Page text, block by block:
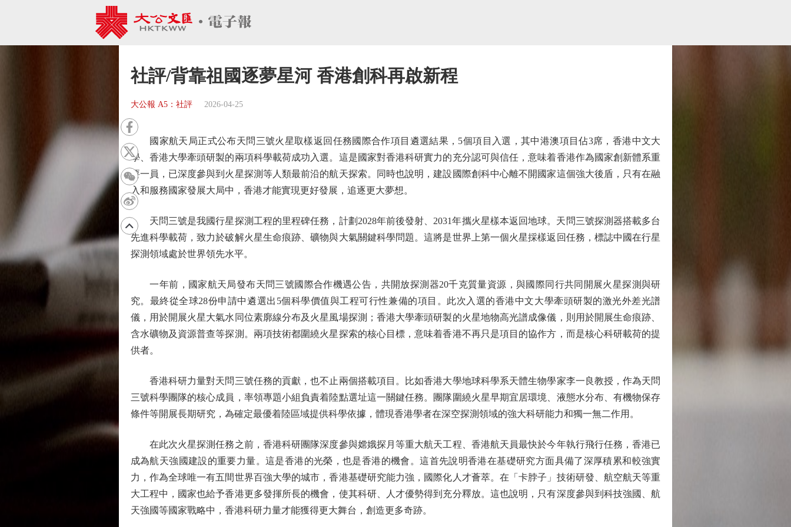
社評/背靠祖國逐夢星河 香港創科再啟新程
大公報 A5：社評 2026-04-25
國家航天局正式公布天問三號火星取樣返回任務國際合作項目遴選結果，5個項目入選，其中港澳項目佔3席，香港中文大
學、香港大學牽頭研製的兩項科學載荷成功入選。這是國家對香港科研實力的充分認可與信任，意味着香港作為國家創新體系重
要一員，已深度參與到火星探測等人類最前沿的航天探索。同時也說明，建設國際創科中心離不開國家這個強大後盾，只有在融
入和服務國家發展大局中，香港才能實現更好發展，追逐更大夢想。
天問三號是我國行星探測工程的里程碑任務，計劃2028年前後發射、2031年攜火星樣本返回地球。天問三號探測器搭載多台
先進科學載荷，致力於破解火星生命痕跡、礦物與大氣關鍵科學問題。這將是世界上第一個火星採樣返回任務，標誌中國在行星
探測領域處於世界領先水平。
一年前，國家航天局發布天問三號國際合作機遇公告，共開放探測器20千克質量資源，與國際同行共同開展火星探測與研
究。最終從全球28份申請中遴選出5個科學價值與工程可行性兼備的項目。此次入選的香港中文大學牽頭研製的激光外差光譜
儀，用於開展火星大氣水同位素廓線分布及火星風場探測；香港大學牽頭研製的火星地物高光譜成像儀，則用於開展生命痕跡、
含水礦物及資源普查等探測。兩項技術都圍繞火星探索的核心目標，意味着香港不再只是項目的協作方，而是核心科研載荷的提
供者。
香港科研力量對天問三號任務的貢獻，也不止兩個搭載項目。比如香港大學地球科學系天體生物學家李一良教授，作為天問
三號科學團隊的核心成員，率領專題小組負責着陸點選址這一關鍵任務。團隊圍繞火星早期宜居環境、液態水分布、有機物保存
條件等開展長期研究，為確定最優着陸區域提供科學依據，體現香港學者在深空探測領域的強大科研能力和獨一無二作用。
在此次火星探測任務之前，香港科研團隊深度參與嫦娥探月等重大航天工程、香港航天員最快於今年執行飛行任務，香港已
成為航天強國建設的重要力量。這是香港的光榮，也是香港的機會。這首先說明香港在基礎研究方面具備了深厚積累和較強實
力，作為全球唯一有五間世界百強大學的城市，香港基礎研究能力強，國際化人才薈萃。在「卡脖子」技術研發、航空航天等重
大工程中，國家也給予香港更多發揮所長的機會，使其科研、人才優勢得到充分釋放。這也說明，只有深度參與到科技強國、航
天強國等國家戰略中，香港科研力量才能獲得更大舞台，創造更多奇跡。